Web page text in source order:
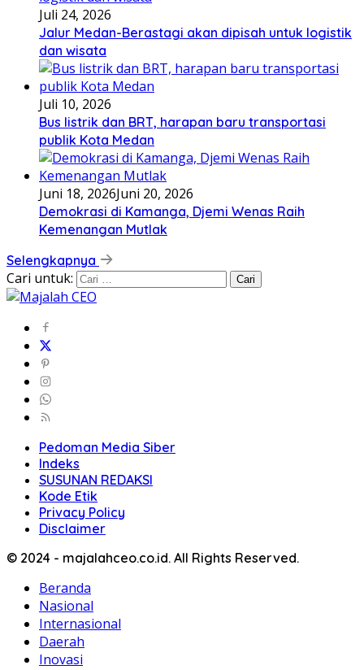
Juli 24, 2026
Jalur Medan-Berastagi akan dipisah untuk logistik
dan wisata
Juli 10, 2026
Bus listrik dan BRT, harapan baru transportasi
publik Kota Medan
Juni 18, 2026Juni 20, 2026
Demokrasi di Kamanga, Djemi Wenas Raih
Kemenangan Mutlak
Selengkapnya
Cari untuk:
Pedoman Media Siber
Indeks
SUSUNAN REDAKSI
Kode Etik
Privacy Policy
Disclaimer
© 2024 - majalahceo.co.id. All Rights Reserved.
Beranda
Nasional
Internasional
Daerah
Inovasi